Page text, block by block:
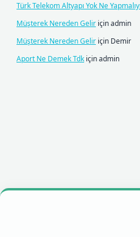
Türk Telekom Altyapı Yok Ne
Müşterek Nereden Gelir içinadmin
Müşterek Nereden Gelir için Demir
Aport Ne Demek Tdk içinadmin
mobil giriş